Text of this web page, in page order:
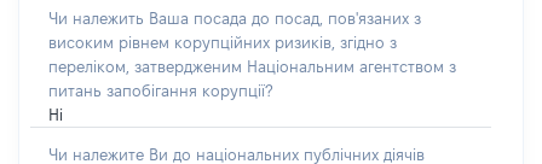
Чи належить Ваша посада до посад, пов'язаних з
високим рівнем корупційних ризиків, згідно з
переліком, затвердженим Національним агентством з
питань запобігання корупції?
Ні
Чи належите Ви до національних публічних діячів